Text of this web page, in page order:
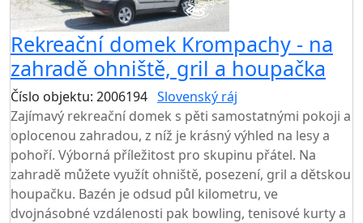
Rekreační domek Krompachy - na
zahradě ohniště, gril a houpačka
Číslo objektu: 2006194 Slovenský ráj
Zajímavý rekreační domek s pěti samostatnými pokoji a
oplocenou zahradou, z níž je krásný výhled na lesy a
pohoří. Výborná příležitost pro skupinu přátel. Na
zahradě můžete využít ohniště, posezení, gril a dětskou
houpačku. Bazén je odsud půl kilometru, ve
dvojnásobné vzdálenosti pak bowling, tenisové kurty a